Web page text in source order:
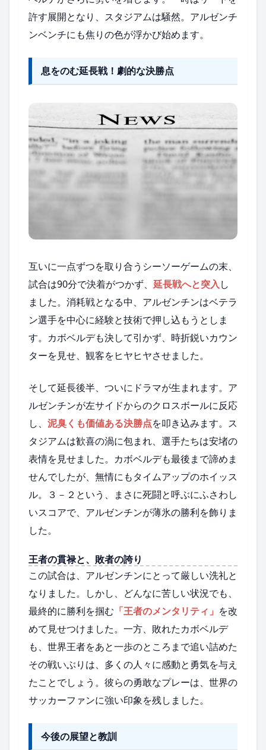
許す展開となり、スタジアムは騒然。アルゼンチ
ンベンチにも焦りの色が浮かび始めます。
息をのむ延長戦！劇的な決勝点
互いに一点ずつを取り合うシーソーゲームの末、
試合は90分で決着がつかず、 延長戦へと突入し
ました。消耗戦となる中、アルゼンチンはベテラ
ン選手を中心に経験と技術で押し込もうとしま
す。カボベルデも決して引かず、時折鋭いカウン
ターを見せ、観客をヒヤヒヤさせました。
そして延長後半、ついにドラマが生まれます。ア
ルゼンチンが左サイドからのクロスボールに反応
し、 泥臭くも価値ある決勝点を叩き込みます。ス
タジアムは歓喜の渦に包まれ、選手たちは安堵の
表情を見せました。カボベルデも最後まで諦めま
せんでしたが、無情にもタイムアップのホイッス
ル。３－２という、まさに死闘と呼ぶにふさわし
いスコアで、アルゼンチンが薄氷の勝利を飾りま
した。
王者の貫禄と、敗者の誇り
この試合は、アルゼンチンにとって厳しい洗礼と
なりました。しかし、どんなに苦しい状況でも、
最終的に勝利を掴む 「王者のメンタリティ」 を改
めて見せつけました。一方、敗れたカボベルデ
も、世界王者をあと一歩のところまで追い詰めた
その戦いぶりは、多くの人々に感動と勇気を与え
たことでしょう。彼らの勇敢なプレーは、世界の
サッカーファンに強い印象を残しました。
今後の展望と教訓